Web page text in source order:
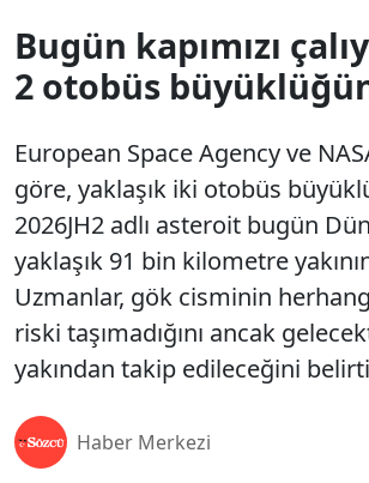
Bugün kapımızı
2 otobüs
European Space Agency ve
göre, yaklaşık iki otobüs
2026JH2 adlı asteroit bugün
yaklaşık 91 bin kilometre
Uzmanlar, gök cisminin
riski taşımadığını ancak
yakından takip edileceğini
Haber Merkezi